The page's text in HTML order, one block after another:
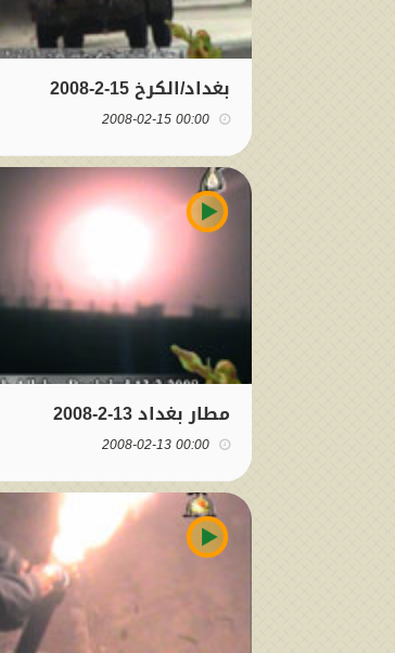
بغداد/الكرخ 15-2-2008
00:00 2008-02-15
مطار بغداد 13-2-2008
00:00 2008-02-13